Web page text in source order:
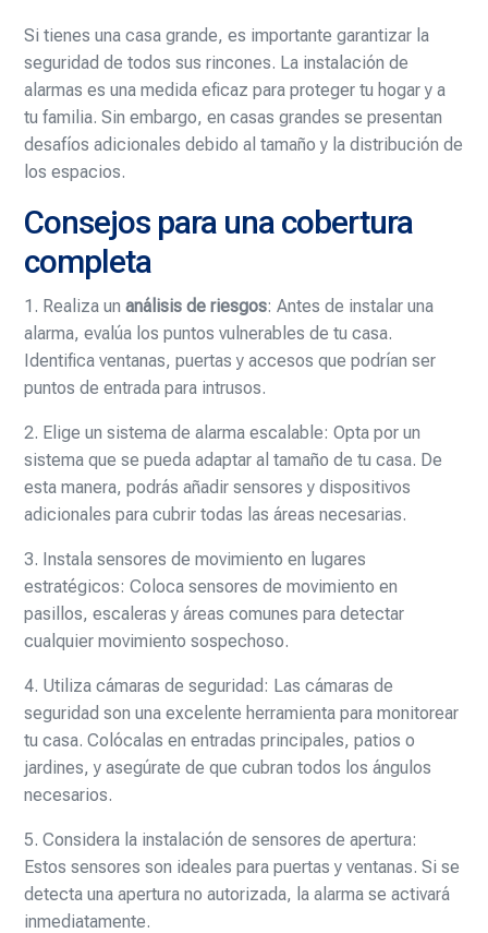
Si tienes una casa grande, es importante garantizar la
seguridad de todos sus rincones. La instalación de
alarmas es una medida eficaz para proteger tu hogar y a
tu familia. Sin embargo, en casas grandes se presentan
desafíos adicionales debido al tamaño y la distribución de
los espacios.
Consejos para una cobertura
completa
1. Realiza unanálisis de riesgos: Antes de instalar una
alarma, evalúa los puntos vulnerables de tu casa.
Identifica ventanas, puertas y accesos que podrían ser
puntos de entrada para intrusos.
2. Elige un sistema de alarma escalable: Opta por un
sistema que se pueda adaptar al tamaño de tu casa. De
esta manera, podrás añadir sensores y dispositivos
adicionales para cubrir todas las áreas necesarias.
3. Instala sensores de movimiento en lugares
estratégicos: Coloca sensores de movimiento en
pasillos, escaleras y áreas comunes para detectar
cualquier movimiento sospechoso.
4. Utiliza cámaras de seguridad: Las cámaras de
seguridad son una excelente herramienta para monitorear
tu casa. Colócalas en entradas principales, patios o
jardines, y asegúrate de que cubran todos los ángulos
necesarios.
5. Considera la instalación de sensores de apertura:
Estos sensores son ideales para puertas y ventanas. Si se
detecta una apertura no autorizada, la alarma se activará
inmediatamente.